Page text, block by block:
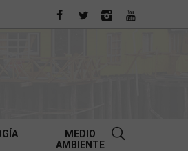
MEDIO
AMBIENTE